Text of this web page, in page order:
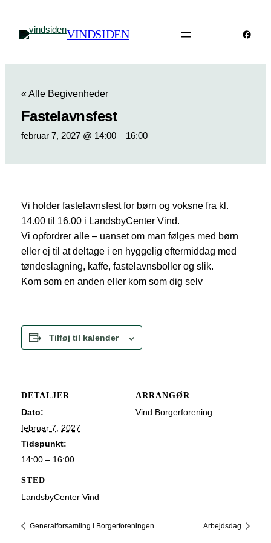
VINDSIDEN
« Alle Begivenheder
Fastelavnsfest
februar 7, 2027 @ 14:00– 16:00
Vi holder fastelavnsfest for børn og voksne fra kl.
14.00 til 16.00 i LandsbyCenter Vind.
Vi opfordrer alle – uanset om man følges med børn
eller ej til at deltage i en hyggelig eftermiddag med
tøndeslagning, kaffe, fastelavnsboller og slik.
Kom som en anden eller kom som dig selv
Tilføj til kalender
DETALJER
Dato:
februar 7, 2027
Tidspunkt:
14:00 – 16:00
STED
LandsbyCenter Vind
ARRANGØR
Vind Borgerforening
Generalforsamling i Borgerforeningen Arbejdsdag